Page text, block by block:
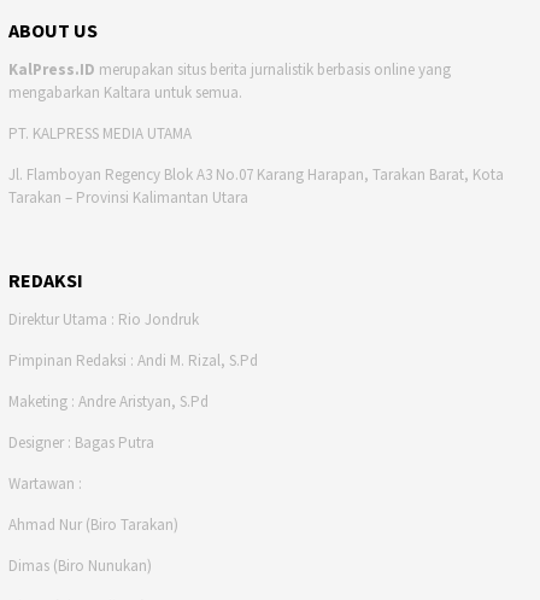
ABOUT US
KalPress.ID merupakan situs berita jurnalistik berbasis online yang
mengabarkan Kaltara untuk semua.
PT. KALPRESS MEDIA UTAMA
Jl. Flamboyan Regency Blok A3 No.07 Karang Harapan, Tarakan Barat, Kota
Tarakan – Provinsi Kalimantan Utara
REDAKSI
Direktur Utama : Rio Jondruk
Pimpinan Redaksi : Andi M. Rizal, S.Pd
Maketing : Andre Aristyan, S.Pd
Designer : Bagas Putra
Wartawan :
Ahmad Nur (Biro Tarakan)
Dimas (Biro Nunukan)